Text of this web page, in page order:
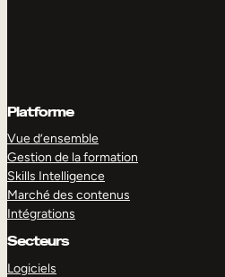
Platforme
Vue d’ensemble
Gestion de la formation
Skills Intelligence
Marché des contenus
Intégrations
Secteurs
Logiciels